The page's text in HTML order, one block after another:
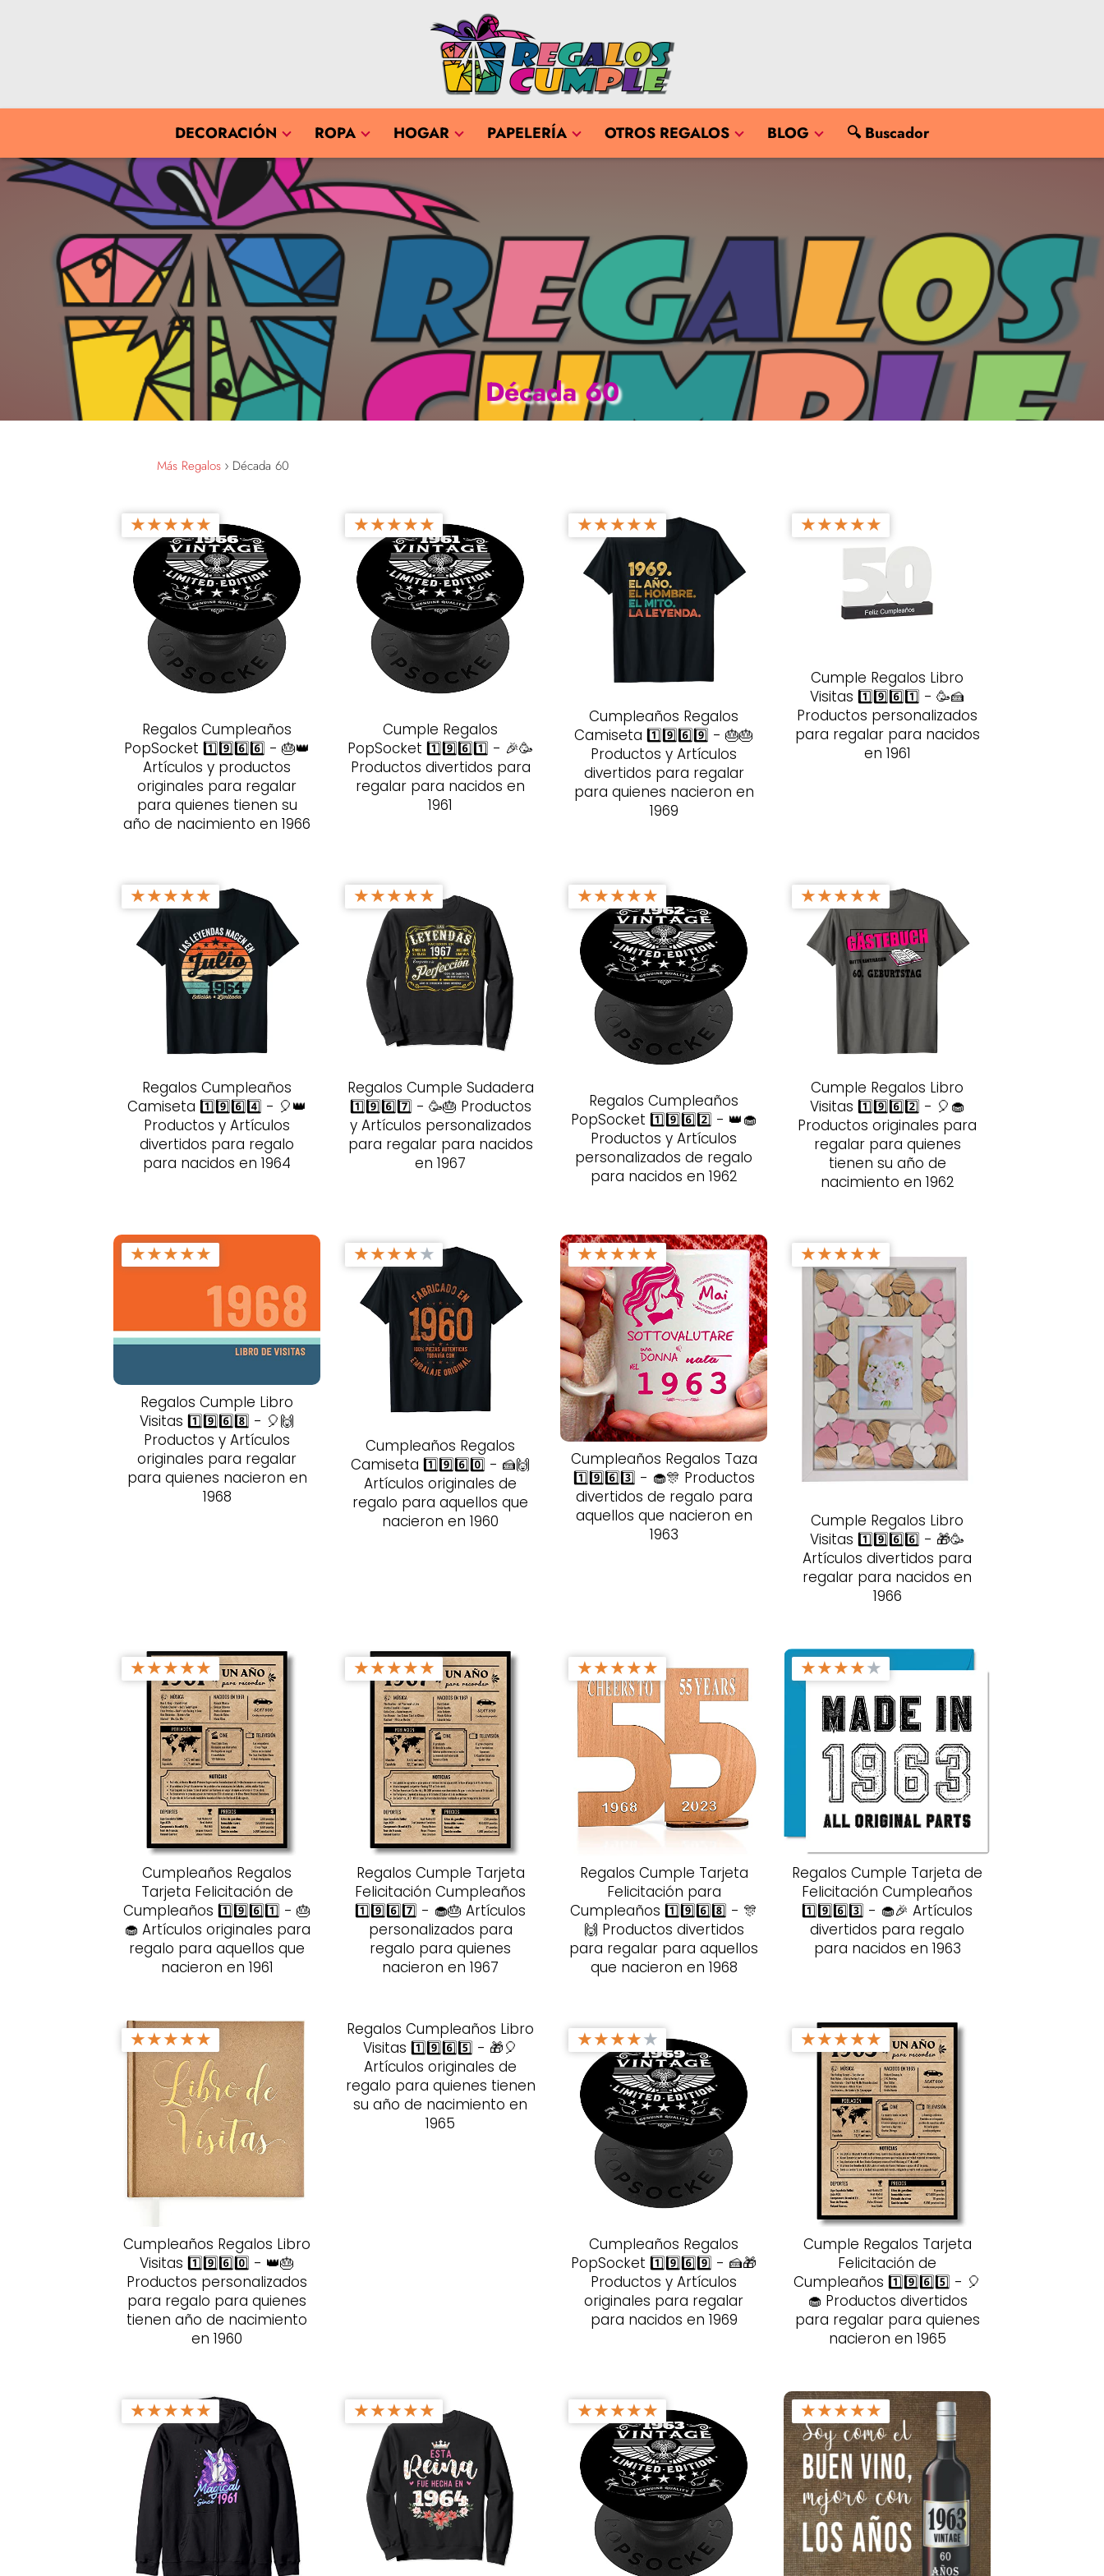
DECORACIÓN ROPA HOGAR PAPELERÍA OTROS REGALOS BLOG 🔍 Buscador
Década 60
Más Regalos Década 60
★★★★★
Regalos Cumpleaños
PopSocket 1️⃣9️⃣6️⃣6️⃣ - 🎂👑
Artículos y productos
originales para regalar
para quienes tienen su
año de nacimiento en 1966
★★★★★
Cumple Regalos
PopSocket 1️⃣9️⃣6️⃣1️⃣ - 🎉🥳
Productos divertidos para
regalar para nacidos en
1961
★★★★★
Cumpleaños Regalos
Camiseta 1️⃣9️⃣6️⃣9️⃣ - 🎂🎂
Productos y Artículos
divertidos para regalar
para quienes nacieron en
1969
★★★★★
Cumple Regalos Libro
Visitas 1️⃣9️⃣6️⃣1️⃣ - 🥳🍰
Productos personalizados
para regalar para nacidos
en 1961
★★★★★
Regalos Cumpleaños
Camiseta 1️⃣9️⃣6️⃣4️⃣ - 🎈👑
Productos y Artículos
divertidos para regalo
para nacidos en 1964
★★★★★
Regalos Cumple Sudadera
1️⃣9️⃣6️⃣7️⃣ - 🥳🎂 Productos
y Artículos personalizados
para regalar para nacidos
en 1967
★★★★★
Regalos Cumpleaños
PopSocket 1️⃣9️⃣6️⃣2️⃣ - 👑🧁
Productos y Artículos
personalizados de regalo
para nacidos en 1962
★★★★★
Cumple Regalos Libro
Visitas 1️⃣9️⃣6️⃣2️⃣ - 🎈🧁
Productos originales para
regalar para quienes
tienen su año de
nacimiento en 1962
★★★★★
Regalos Cumple Libro
Visitas 1️⃣9️⃣6️⃣8️⃣ - 🎈🙌
Productos y Artículos
originales para regalar
para quienes nacieron en
1968
★★★★★
Cumpleaños Regalos
Camiseta 1️⃣9️⃣6️⃣0️⃣ - 🍰🙌
Artículos originales de
regalo para aquellos que
nacieron en 1960
★★★★★
Cumpleaños Regalos Taza
1️⃣9️⃣6️⃣3️⃣ - 🧁🎊 Productos
divertidos de regalo para
aquellos que nacieron en
1963
★★★★★
Cumple Regalos Libro
Visitas 1️⃣9️⃣6️⃣6️⃣ - 🎁🥳
Artículos divertidos para
regalar para nacidos en
1966
★★★★★
Cumpleaños Regalos
Tarjeta Felicitación de
Cumpleaños 1️⃣9️⃣6️⃣1️⃣ - 🎂
🧁 Artículos originales para
regalo para aquellos que
nacieron en 1961
★★★★★
Regalos Cumple Tarjeta
Felicitación Cumpleaños
1️⃣9️⃣6️⃣7️⃣ - 🧁🎂 Artículos
personalizados para
regalo para quienes
nacieron en 1967
★★★★★
Regalos Cumple Tarjeta
Felicitación para
Cumpleaños 1️⃣9️⃣6️⃣8️⃣ - 🎊
🙌 Productos divertidos
para regalar para aquellos
que nacieron en 1968
★★★★★
Regalos Cumple Tarjeta de
Felicitación Cumpleaños
1️⃣9️⃣6️⃣3️⃣ - 🧁🎉 Artículos
divertidos para regalo
para nacidos en 1963
★★★★★
Cumpleaños Regalos Libro
Visitas 1️⃣9️⃣6️⃣0️⃣ - 👑🎂
Productos personalizados
para regalo para quienes
tienen año de nacimiento
en 1960
Regalos Cumpleaños Libro
Visitas 1️⃣9️⃣6️⃣5️⃣ - 🎁🎈
Artículos originales de
regalo para quienes tienen
su año de nacimiento en
1965
★★★★★
Cumpleaños Regalos
PopSocket 1️⃣9️⃣6️⃣9️⃣ - 🍰🎁
Productos y Artículos
originales para regalar
para nacidos en 1969
★★★★★
Cumple Regalos Tarjeta
Felicitación de
Cumpleaños 1️⃣9️⃣6️⃣5️⃣ - 🎈
🧁 Productos divertidos
para regalar para quienes
nacieron en 1965
★★★★★ ★★★★★ ★★★★★ ★★★★★